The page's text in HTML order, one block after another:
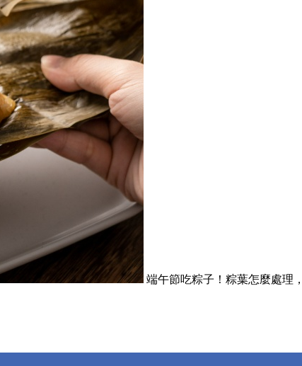
端午節吃粽子！粽葉怎麼處理